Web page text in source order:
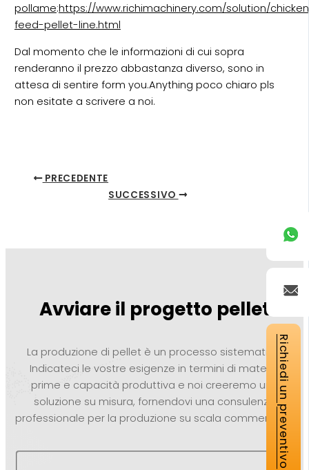
pollame:https://www.richimachinery.com/solution/
feed-pellet-line.html
Dal momento che le informazioni di cui sopra
renderanno il prezzo abbastanza diverso, sono in
attesa di sentire form you.Anything poco chiaro pls
non esitate a scrivere a noi.
PRECEDENTE
SUCCESSIVO
Avviare il progetto pellet
La produzione di pellet è un processo sistematico.
Indicateci le vostre esigenze in termini di materie
prime e capacità produttiva e noi creeremo una
soluzione su misura, fornendovi una consulenza
professionale per la produzione su scala commerciale.
Richiedi un preventivo